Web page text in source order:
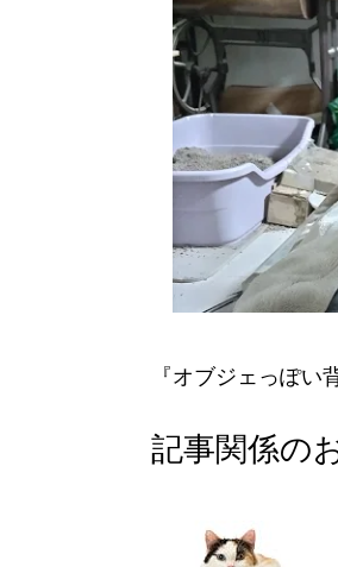
『オブジェっぽい
記事関係の